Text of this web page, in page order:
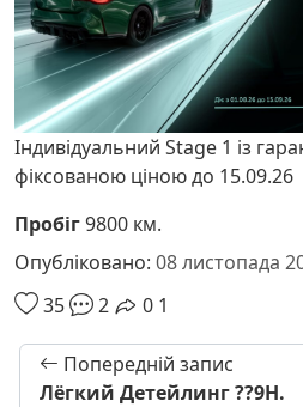
Індивідуальний Stage 1 із
фіксованою ціною до 15.09.26
Пробіг9800 км.
Опубліковано: 08 листопада
35
2 0 1
Попередній запис
Лёгкий Детейлинг ??9Н.